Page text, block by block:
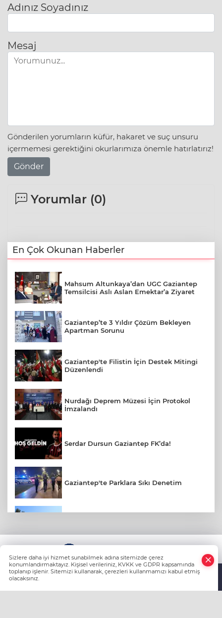
Adınız Soyadınız
Mesaj
Gönderilen yorumların küfür, hakaret ve suç unsuru
içermemesi gerektiğini okurlarımıza önemle hatırlatırız!
Gönder
Yorumlar (0)
En Çok Okunan Haberler
Mahsum Altunkaya’dan UGC Gaziantep
Temsilcisi Aslı Aslan Emektar’a Ziyaret
Gaziantep’te 3 Yıldır Çözüm Bekleyen
Apartman Sorunu
Gaziantep'te Filistin İçin Destek Mitingi
Düzenlendi
Nurdağı Deprem Müzesi İçin Protokol
İmzalandı
Serdar Dursun Gaziantep FK’da!
Gaziantep'te Parklara Sıkı Denetim
Amerikalı Gelin Gaziantep'te Türk
Gelenekleriyle Dünyaevine Girdi
Sizlere daha iyi hizmet sunabilmek adına sitemizde çerez
konumlandırmaktayız. Kişisel verileriniz, KVKK ve GDPR kapsamında
toplanıp işlenir. Sitemizi kullanarak, çerezleri kullanmamızı kabul etmiş
olacaksınız.